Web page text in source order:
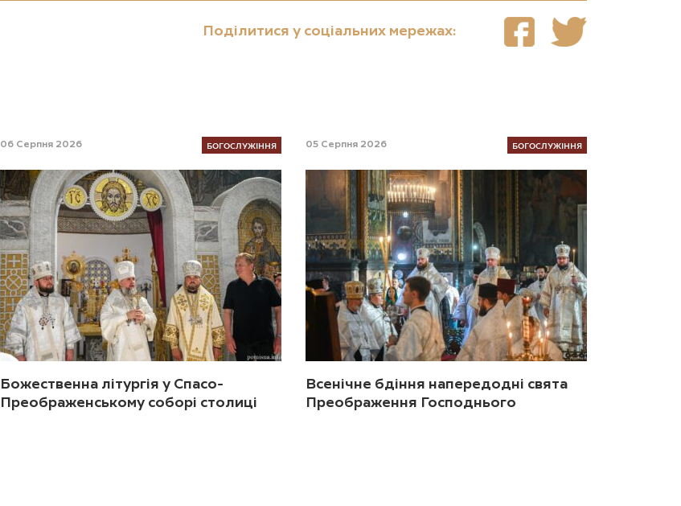
Поділитися у соціальних мережах:
06 Серпня 2026 БОГОСЛУЖІННЯ
Божественна літургія у Спасо-
Преображенському соборі столиці
05 Серпня 2026 БОГОСЛУЖІННЯ
Всенічне бдіння напередодні свята
Преображення Господнього